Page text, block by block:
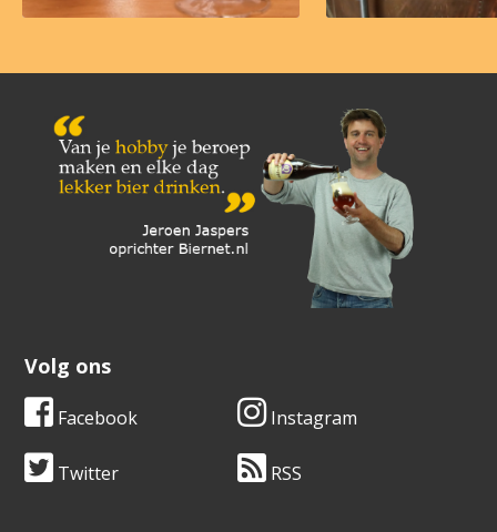
Volg ons
Facebook Instagram
Twitter RSS